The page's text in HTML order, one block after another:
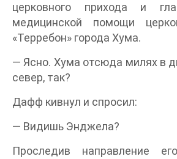
церковного прихода и
медицинской помощи
«Терребон» города Хума.
— Ясно. Хума отсюда милях в
север, так?
Дафф кивнул и спросил:
— Видишь Энджела?
Проследив направление